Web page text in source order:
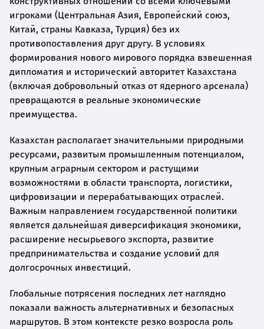
игроками (Центральная Азия, Европейский союз,
Китай, страны Кавказа, Турция) без их
противопоставления друг другу. В условиях
формирования нового мирового порядка взвешенная
дипломатия и исторический авторитет Казахстана
(включая добровольный отказ от ядерного арсенала)
превращаются в реальные экономические
преимущества.
Казахстан располагает значительными природными
ресурсами, развитым промышленным потенциалом,
крупным аграрным сектором и растущими
возможностями в области транспорта, логистики,
цифровизации и перерабатывающих отраслей.
Важным направлением государственной политики
является дальнейшая диверсификация экономики,
расширение несырьевого экспорта, развитие
предпринимательства и создание условий для
долгосрочных инвестиций.
Глобальные потрясения последних лет наглядно
показали важность альтернативных и безопасных
маршрутов. В этом контексте резко возросла роль